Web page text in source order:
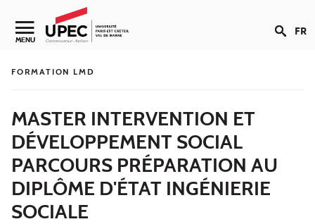
Aller au contenu
Navigation secondaire
MENU FR
FORMATION LMD
MASTER INTERVENTION ET
DÉVELOPPEMENT SOCIAL
PARCOURS PRÉPARATION AU
DIPLÔME D'ÉTAT INGÉNIERIE
SOCIALE